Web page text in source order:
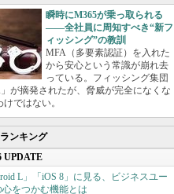
瞬時にM365が乗っ取られる
――全社員に周知すべき“新フ
ィッシング”の教訓
MFA（多要素認証）を入れた
から安心という常識が崩れ去
っている。フィッシング集団
」が摘発されたが、脅威が完全になくな
ではない。
ンキング
UPDATE
L」「iOS 8」に見る、ビジネスユー
心をつかむ機能とは